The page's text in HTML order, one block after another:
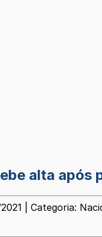
alta após
| Categoria: